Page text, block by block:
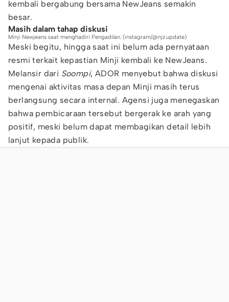
kembali bergabung bersama NewJeans semakin
besar.
Masih dalam tahap diskusi
Minji Newjeans saat menghadiri Pengadilan. (instagram/@njz.update)
Meski begitu, hingga saat ini belum ada pernyataan
resmi terkait kepastian Minji kembali ke NewJeans.
Melansir dari Soompi, ADOR menyebut bahwa diskusi
mengenai aktivitas masa depan Minji masih terus
berlangsung secara internal. Agensi juga menegaskan
bahwa pembicaraan tersebut bergerak ke arah yang
positif, meski belum dapat membagikan detail lebih
lanjut kepada publik.